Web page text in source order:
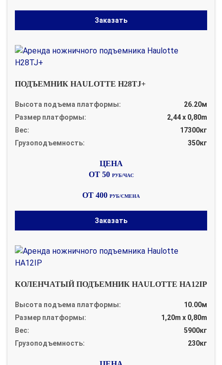
Заказать
ПОДЪЕМНИК HAULOTTE H28TJ+
Высота подъема платформы:
26.20м
Размер платформы:
2,44 x 0,80m
Вес:
17300кг
Грузоподъемность:
350кг
ОТ 50 РУБ/ЧАС
ОТ 400 РУБ/СМЕНА
Заказать
КОЛЕНЧАТЫЙ ПОДЪЕМНИК HAULOTTE HA12IP
Высота подъема платформы:
10.00м
Размер платформы:
1,20m x 0,80m
Вес:
5900кг
Грузоподъемность:
230кг